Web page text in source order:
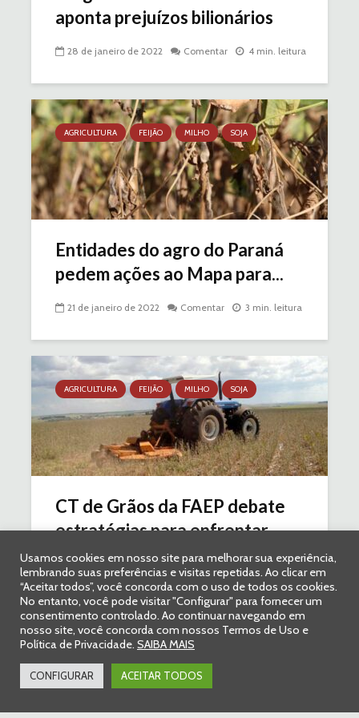
aponta prejuízos bilionários
28 de janeiro de 2022 Comentar 4 min. leitura
AGRICULTURA FEIJÃO MILHO SOJA
Entidades do agro do Paraná
pedem ações ao Mapa para...
21 de janeiro de 2022 Comentar 3 min. leitura
AGRICULTURA FEIJÃO MILHO SOJA
CT de Grãos da FAEP debate
estratégias para enfrentar...
19 de janeiro de 2022 1 comentário 4 min. leitura
Usamos cookies em nosso site para melhorar sua experiência,
lembrando suas preferências e visitas repetidas. Ao clicar em
“Aceitar todos”, você concorda com o uso de todos os cookies.
No entanto, você pode visitar "Configurar" para fornecer um
consentimento controlado. Ao continuar navegando em
nosso site, você concorda com nossos Termos de Uso e
Política de Privacidade. SAIBA MAIS
CONFIGURAR ACEITAR TODOS